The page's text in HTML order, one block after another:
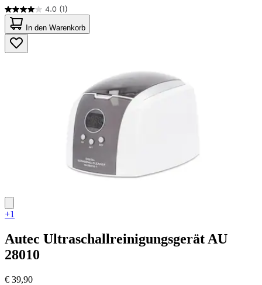
4.0 (1)
4.0
von
5
Sternen.
1
In den Warenkorb
+1
Autec Ultraschallreinigungsgerät AU
28010
€ 39,90